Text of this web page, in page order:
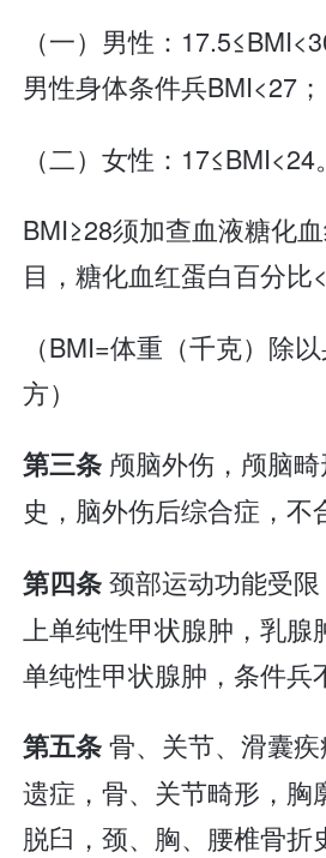
（一）男性：
男性身体条件兵BMI<27；
（二）女性：17≤BMI<24。
BMI≥28须加查血液糖化
目，糖化血红蛋白百分比
（BMI=体重（千克）除
方）
第三条 颅脑外伤，颅脑
史，脑外伤后综合症，不
第四条颈部运动功能受
上单纯性甲状腺肿，乳腺
单纯性甲状腺肿，条件兵
第五条骨、关节、滑囊
遗症，骨、关节畸形，胸
脱臼，颈、胸、腰椎骨折